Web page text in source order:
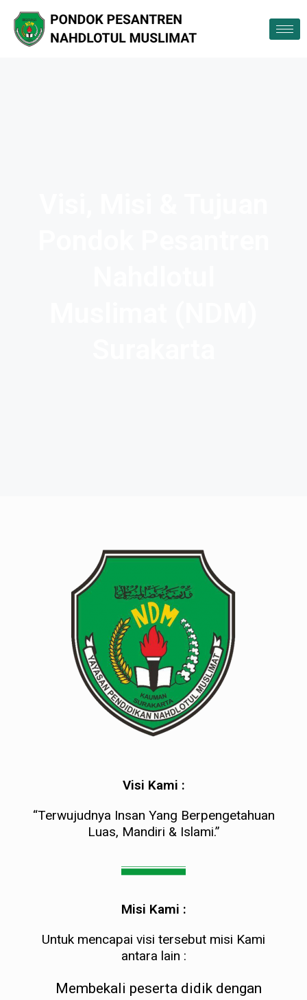
Visi Kami :
“Terwujudnya Insan Yang Berpengetahuan
Luas, Mandiri & Islami.”
Misi Kami :
Untuk mencapai visi tersebut misi Kami
antara lain :
Membekali peserta didik dengan